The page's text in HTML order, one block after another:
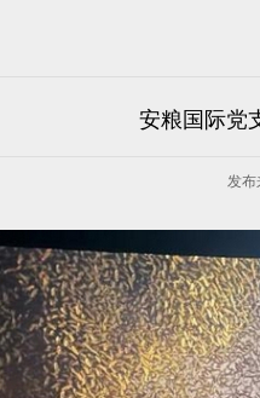
安粮国际党
发布